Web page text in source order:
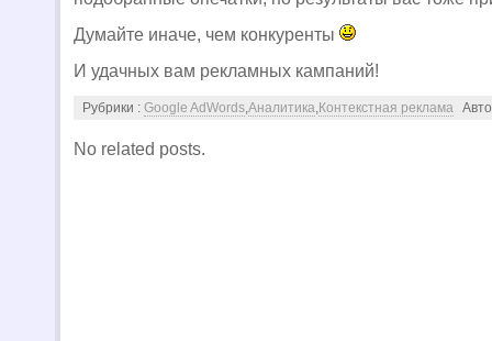
Думайте иначе, чем конкуренты
И удачных вам рекламных кампаний!
Рубрики : Google AdWords,Аналитика,Контекстная реклама
No related posts.